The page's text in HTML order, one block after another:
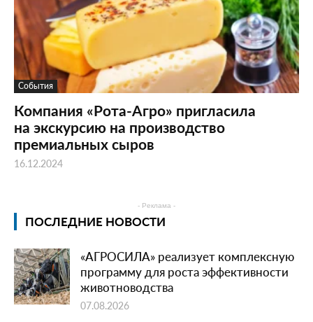
События
Компания «Рота-Агро» пригласила
на экскурсию на производство
премиальных сыров
16.12.2024
- Реклама -
ПОСЛЕДНИЕ НОВОСТИ
«АГРОСИЛА» реализует комплексную
программу для роста эффективности
животноводства
07.08.2026